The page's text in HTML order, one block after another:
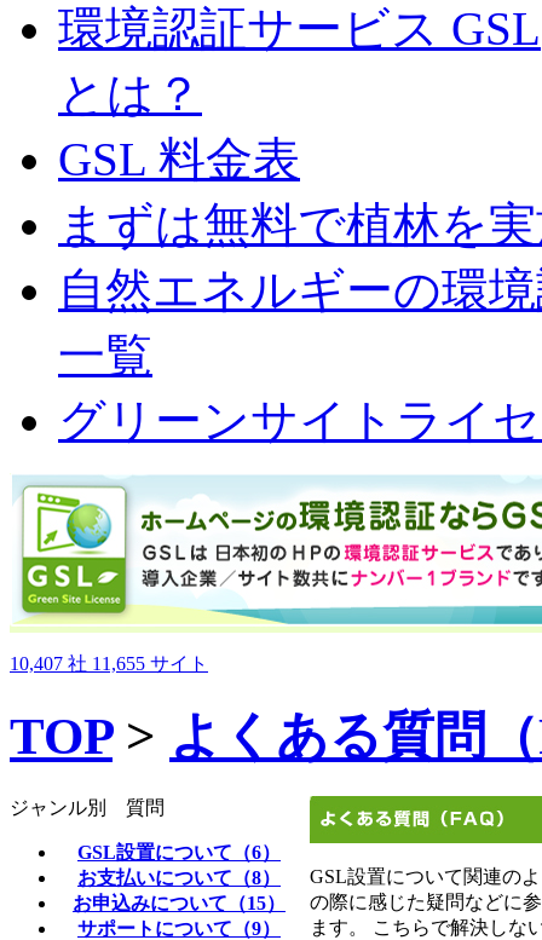
環境認証サービス
とは？
GSL 料金表
まずは無料で植林を
自然エネルギーの環
一覧
グリーンサイトライ
10,407 社 11,655 サイト
TOP> よくある質問
ジャンル別 質問
GSL設置について（6）
お支払いについて（8）
お申込みについて（15）
サポートについて（9）
GSL設置について関連の
の際に感じた疑問などに
ます。 こちらで解決しな